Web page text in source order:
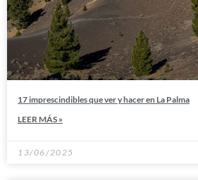
17 imprescindibles que ver y hacer en La Palma
LEER MÁS »
13/06/2025